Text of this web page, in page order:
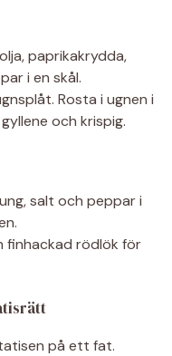
paprikakrydda,
i en skål.
Rosta i ugnen i
och krispig.
salt och peppar i
finhackad rödlök för
på ett fat.